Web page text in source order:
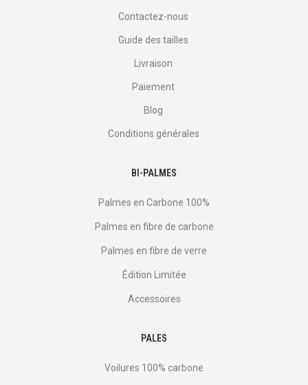
Contactez-nous
Guide des tailles
Livraison
Paiement
Blog
Conditions générales
BI-PALMES
Palmes en Carbone 100%
Palmes en fibre de carbone
Palmes en fibre de verre
Édition Limitée
Accessoires
PALES
Voilures 100% carbone